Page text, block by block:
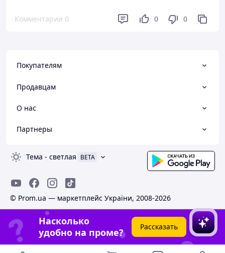
Комментарии 0 0 0
Покупателям
Продавцам
О нас
Партнеры
Тема - светлая BETA
© Prom.ua — маркетплейс України, 2008-2026
Насколько
удобно на проме?
Рассказать